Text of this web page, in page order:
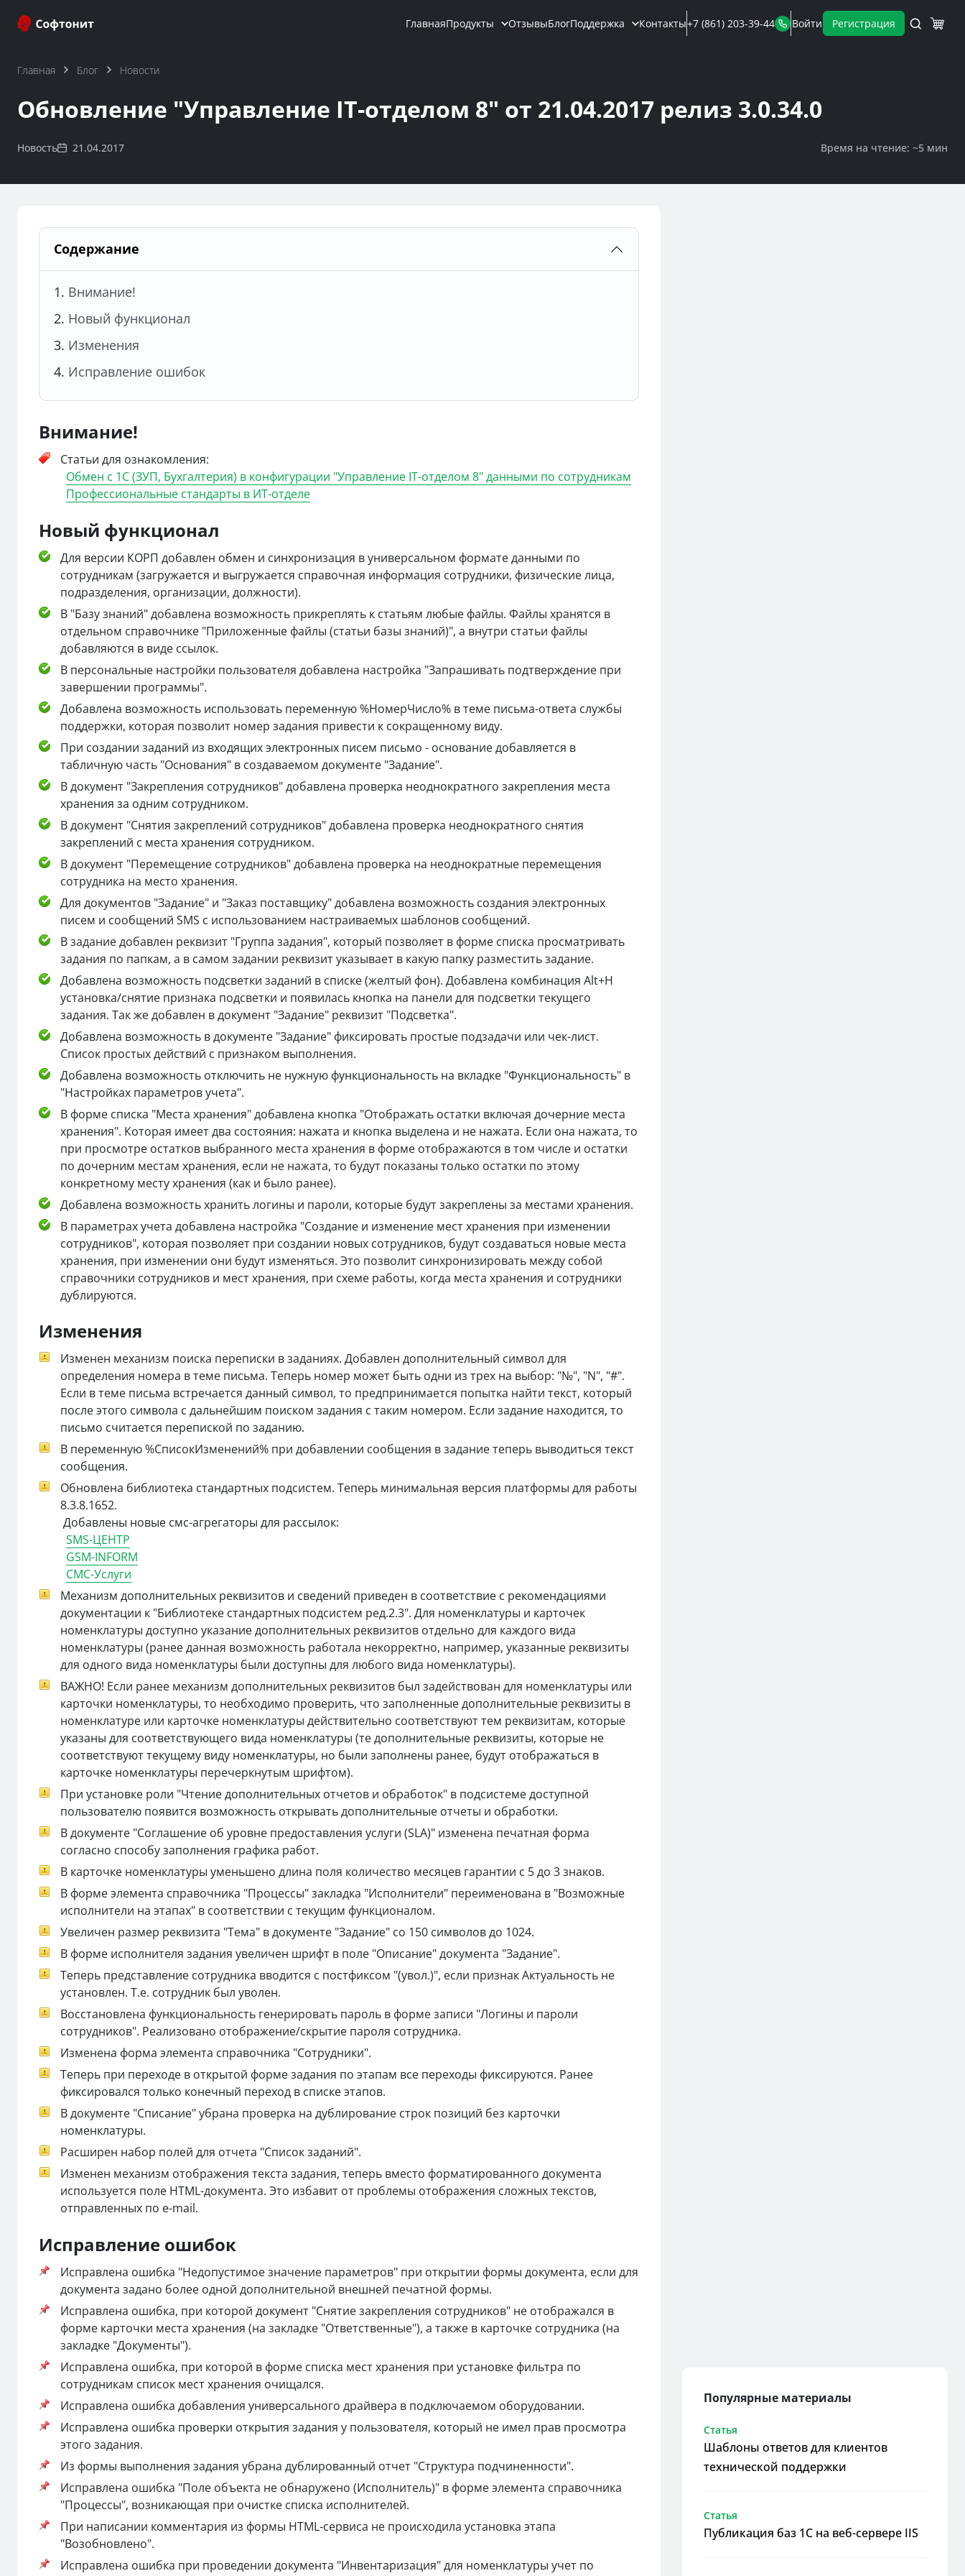
ГлавнаяПродукты ОтзывыБлогПоддержка Контакты+7 (861) 203-39-44 Войти Регистрация
Главная Блог Новости
Обновление "Управление IT-отделом 8" от 21.04.2017 релиз 3.0.34.0
Новость 21.04.2017 Время на чтение: ~5 мин
Содержание
Внимание!
Новый функционал
Изменения
Исправление ошибок
Внимание!
Статьи для ознакомления:
Обмен с 1С (ЗУП, Бухгалтерия) в конфигурации "Управление IT-отделом 8" данными по сотрудникам
Профессиональные стандарты в ИТ-отделе
Новый функционал
Для версии КОРП добавлен обмен и синхронизация в универсальном формате данными по
сотрудникам (загружается и выгружается справочная информация сотрудники, физические лица,
подразделения, организации, должности).
В "Базу знаний" добавлена возможность прикреплять к статьям любые файлы. Файлы хранятся в
отдельном справочнике "Приложенные файлы (статьи базы знаний)", а внутри статьи файлы
добавляются в виде ссылок.
В персональные настройки пользователя добавлена настройка "Запрашивать подтверждение при
завершении программы".
Добавлена возможность использовать переменную %НомерЧисло% в теме письма-ответа службы
поддержки, которая позволит номер задания привести к сокращенному виду.
При создании заданий из входящих электронных писем письмо - основание добавляется в
табличную часть "Основания" в создаваемом документе "Задание".
В документ "Закрепления сотрудников" добавлена проверка неоднократного закрепления места
хранения за одним сотрудником.
В документ "Снятия закреплений сотрудников" добавлена проверка неоднократного снятия
закреплений с места хранения сотрудником.
В документ "Перемещение сотрудников" добавлена проверка на неоднократные перемещения
сотрудника на место хранения.
Для документов "Задание" и "Заказ поставщику" добавлена возможность создания электронных
писем и сообщений SMS с использованием настраиваемых шаблонов сообщений.
В задание добавлен реквизит "Группа задания", который позволяет в форме списка просматривать
задания по папкам, а в самом задании реквизит указывает в какую папку разместить задание.
Добавлена возможность подсветки заданий в списке (желтый фон). Добавлена комбинация Alt+H
установка/снятие признака подсветки и появилась кнопка на панели для подсветки текущего
задания. Так же добавлен в документ "Задание" реквизит "Подсветка".
Добавлена возможность в документе "Задание" фиксировать простые подзадачи или чек-лист.
Список простых действий с признаком выполнения.
Добавлена возможность отключить не нужную функциональность на вкладке "Функциональность" в
"Настройках параметров учета".
В форме списка "Места хранения" добавлена кнопка "Отображать остатки включая дочерние места
хранения". Которая имеет два состояния: нажата и кнопка выделена и не нажата. Если она нажата, то
при просмотре остатков выбранного места хранения в форме отображаются в том числе и остатки
по дочерним местам хранения, если не нажата, то будут показаны только остатки по этому
конкретному месту хранения (как и было ранее).
Добавлена возможность хранить логины и пароли, которые будут закреплены за местами хранения.
В параметрах учета добавлена настройка "Создание и изменение мест хранения при изменении
сотрудников", которая позволяет при создании новых сотрудников, будут создаваться новые места
хранения, при изменении они будут изменяться. Это позволит синхронизировать между собой
справочники сотрудников и мест хранения, при схеме работы, когда места хранения и сотрудники
дублируются.
Изменения
Изменен механизм поиска переписки в заданиях. Добавлен дополнительный символ для
определения номера в теме письма. Теперь номер может быть одни из трех на выбор: "№", "N", "#".
Если в теме письма встречается данный символ, то предпринимается попытка найти текст, который
после этого символа с дальнейшим поиском задания с таким номером. Если задание находится, то
письмо считается перепиской по заданию.
В переменную %СписокИзменений% при добавлении сообщения в задание теперь выводиться текст
сообщения.
Обновлена библиотека стандартных подсистем. Теперь минимальная версия платформы для работы
8.3.8.1652.
Добавлены новые смс-агрегаторы для рассылок:
SMS-ЦЕНТР
GSM-INFORM
СМС-Услуги
Механизм дополнительных реквизитов и сведений приведен в соответствие с рекомендациями
документации к "Библиотеке стандартных подсистем ред.2.3". Для номенклатуры и карточек
номенклатуры доступно указание дополнительных реквизитов отдельно для каждого вида
номенклатуры (ранее данная возможность работала некорректно, например, указанные реквизиты
для одного вида номенклатуры были доступны для любого вида номенклатуры).
ВАЖНО! Если ранее механизм дополнительных реквизитов был задействован для номенклатуры или
карточки номенклатуры, то необходимо проверить, что заполненные дополнительные реквизиты в
номенклатуре или карточке номенклатуры действительно соответствуют тем реквизитам, которые
указаны для соответствующего вида номенклатуры (те дополнительные реквизиты, которые не
соответствуют текущему виду номенклатуры, но были заполнены ранее, будут отображаться в
карточке номенклатуры перечеркнутым шрифтом).
При установке роли "Чтение дополнительных отчетов и обработок" в подсистеме доступной
пользователю появится возможность открывать дополнительные отчеты и обработки.
В документе "Соглашение об уровне предоставления услуги (SLA)" изменена печатная форма
согласно способу заполнения графика работ.
В карточке номенклатуры уменьшено длина поля количество месяцев гарантии с 5 до 3 знаков.
В форме элемента справочника "Процессы" закладка "Исполнители" переименована в "Возможные
исполнители на этапах" в соответствии с текущим функционалом.
Увеличен размер реквизита "Тема" в документе "Задание" со 150 символов до 1024.
В форме исполнителя задания увеличен шрифт в поле "Описание" документа "Задание".
Теперь представление сотрудника вводится с постфиксом "(увол.)", если признак Актуальность не
установлен. Т.е. сотрудник был уволен.
Восстановлена функциональность генерировать пароль в форме записи "Логины и пароли
сотрудников". Реализовано отображение/скрытие пароля сотрудника.
Изменена форма элемента справочника "Сотрудники".
Теперь при переходе в открытой форме задания по этапам все переходы фиксируются. Ранее
фиксировался только конечный переход в списке этапов.
В документе "Списание" убрана проверка на дублирование строк позиций без карточки
номенклатуры.
Расширен набор полей для отчета "Список заданий".
Изменен механизм отображения текста задания, теперь вместо форматированного документа
используется поле HTML-документа. Это избавит от проблемы отображения сложных текстов,
отправленных по e-mail.
Исправление ошибок
Исправлена ошибка "Недопустимое значение параметров" при открытии формы документа, если для
документа задано более одной дополнительной внешней печатной формы.
Исправлена ошибка, при которой документ "Снятие закрепления сотрудников" не отображался в
форме карточки места хранения (на закладке "Ответственные"), а также в карточке сотрудника (на
закладке "Документы").
Исправлена ошибка, при которой в форме списка мест хранения при установке фильтра по
сотрудникам список мест хранения очищался.
Исправлена ошибка добавления универсального драйвера в подключаемом оборудовании.
Исправлена ошибка проверки открытия задания у пользователя, который не имел прав просмотра
этого задания.
Из формы выполнения задания убрана дублированный отчет "Структура подчиненности".
Исправлена ошибка "Поле объекта не обнаружено (Исполнитель)" в форме элемента справочника
"Процессы", возникающая при очистке списка исполнителей.
При написании комментария из формы HTML-сервиса не происходила установка этапа
"Возобновлено".
Исправлена ошибка при проведении документа "Инвентаризация" для номенклатуры учет по
Популярные материалы
Статья
Шаблоны ответов для клиентов
технической поддержки
Статья
Публикация баз 1С на веб-сервере IIS